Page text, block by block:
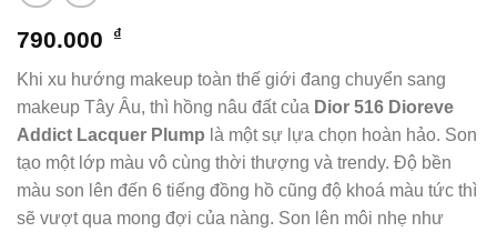
790.000 ₫
Khi xu hướng makeup toàn thế giới đang chuyển sang
makeup Tây Âu, thì hồng nâu đất của Dior 516 Dioreve
Addict Lacquer Plump là một sự lựa chọn hoàn hảo. Son
tạo một lớp màu vô cùng thời thượng và trendy. Độ bền
màu son lên đến 6 tiếng đồng hồ cũng độ khoá màu tức thì
sẽ vượt qua mong đợi của nàng. Son lên môi nhẹ như